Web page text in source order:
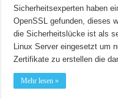
Sicherheitsexperten haben
OpenSSL gefunden, dieses
die Sicherheitslücke ist als
Linux Server eingesetzt um
Zertifikate zu erstellen die
Mehr lesen »